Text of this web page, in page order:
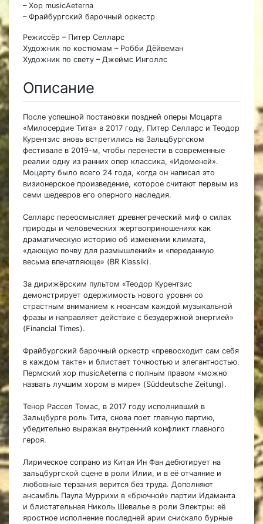
– Хор musicAeterna
– Фрайбургский барочный оркестр
Режиссёр – Питер Селларс
Художник по костюмам – Робби Дёйвеман
Художник по свету – Джеймс Инголлс
Описание
После успешной постановки поздней оперы Моцарта
«Милосердие Тита» в 2017 году, Питер Селларс и Теодор
Курентзис вновь встретились на Зальцбургском
фестивале в 2019-м, чтобы перенести в современные
реалии одну из ранних опер классика, «Идоменей».
Моцарту было всего 24 года, когда он написал это
визионерское произведение, которое считают первым из
семи шедевров его оперного наследия.
Селларс переосмысляет древнегреческий миф о силах
природы и человеческих жертвоприношениях как
драматическую историю об изменении климата,
«дающую почву для размышлений» и «переданную
весьма впечатляюще» (BR Klassik).
За дирижёрским пультом «Теодор Курентзис
демонстрирует одержимость нового уровня со
страстным вниманием к нюансам каждой музыкальной
фразы и направляет действие с безудержной энергией»
(Financial Times).
Фрайбургский барочный оркестр «превосходит сам себя
в каждом такте» и блистает точностью и элегантностью.
Пермский хор musicAeterna с полным правом «можно
назвать лучшим хором в мире» (Süddeutsche Zeitung).
Тенор Рассел Томас, в 2017 году исполнивший в
Зальцбурге роль Тита, снова поет главную партию,
убедительно выражая внутренний конфликт главного
героя.
Лирическое сопрано из Китая Ин Фан дебютирует на
зальцбургской сцене в роли Илии, и в её отчаяние и
любовные терзания верится без труда. Дополняют
ансамбль Паула Муррихи в «брючной» партии Идаманта
и блистательная Николь Шевалье в роли Электры: её
яростное исполнение последней арии снискало бурные